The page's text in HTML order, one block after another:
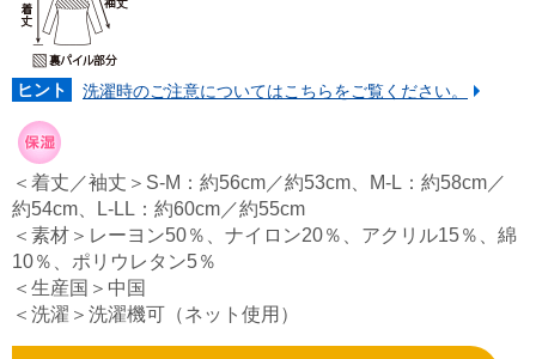
ヒント 洗濯時のご注意についてはこちらをご覧ください。
＜着丈／袖丈＞S-M：約56cm／約53cm、M-L：約58cm／
約54cm、L-LL：約60cm／約55cm
＜素材＞レーヨン50％、ナイロン20％、アクリル15％、綿
10％、ポリウレタン5％
＜生産国＞中国
＜洗濯＞洗濯機可（ネット使用）